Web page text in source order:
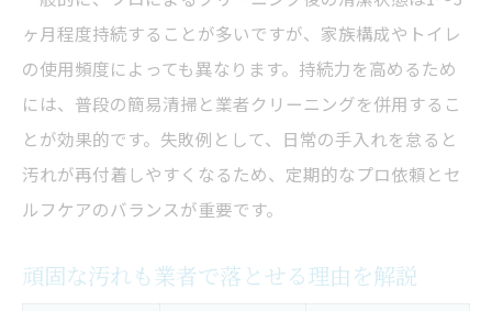
ヶ月程度持続することが多いですが、家族構成やトイレ
の使用頻度によっても異なります。持続力を高めるため
には、普段の簡易清掃と業者クリーニングを併用するこ
とが効果的です。失敗例として、日常の手入れを怠ると
汚れが再付着しやすくなるため、定期的なプロ依頼とセ
ルフケアのバランスが重要です。
頑固な汚れも業者で落とせる理由を解説